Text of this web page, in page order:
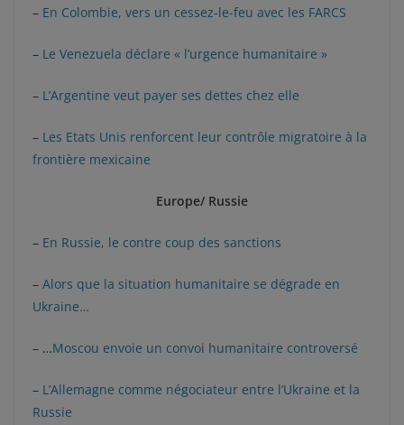
– En Colombie, vers un cessez-le-feu avec les FARCS
– Le Venezuela déclare « l’urgence humanitaire »
– L’Argentine veut payer ses dettes chez elle
– Les Etats Unis renforcent leur contrôle migratoire à la
frontière mexicaine
Europe/ Russie
– En Russie, le contre coup des sanctions
– Alors que la situation humanitaire se dégrade en
Ukraine…
– …Moscou envoie un convoi humanitaire controversé
– L’Allemagne comme négociateur entre l’Ukraine et la
Russie